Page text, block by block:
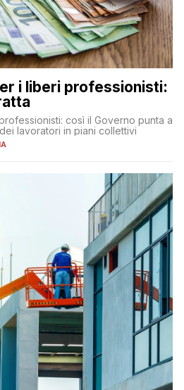
i liberi professionisti:
così il Governo punta a
lavoratori in piani collettivi